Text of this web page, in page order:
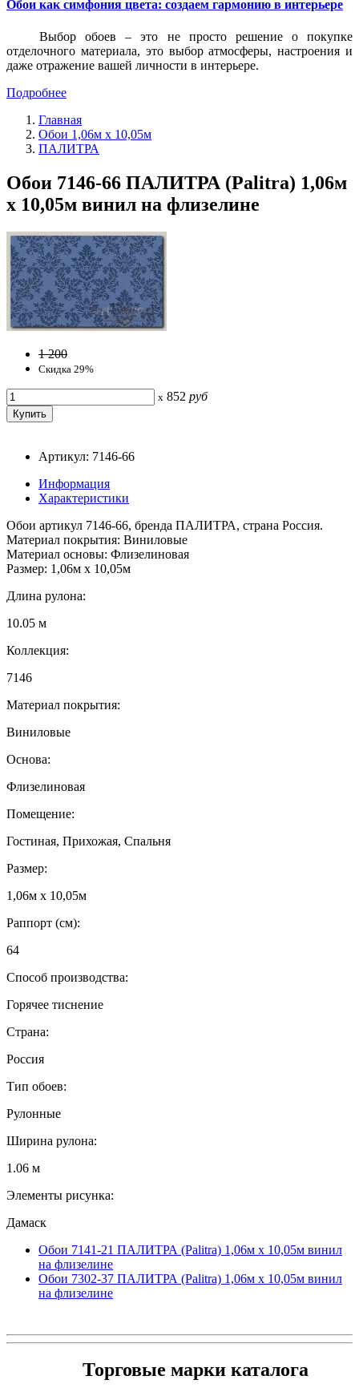
Обои как симфония цвета: создаем гармонию в интерьере
Выбор обоев – это не просто решение о покупке
отделочного материала, это выбор атмосферы, настроения и
даже отражение вашей личности в интерьере.
Подробнее
Главная
Обои 1,06м х 10,05м
ПАЛИТРА
Обои 7146-66 ПАЛИТРА (Palitra) 1,06м
х 10,05м винил на флизелине
1 200
Скидка 29%
x 852 руб
Артикул: 7146-66
Информация
Характеристики
Обои артикул 7146-66, бренда ПАЛИТРА, страна Россия.
Материал покрытия: Виниловые
Материал основы: Флизелиновая
Размер: 1,06м х 10,05м
Длина рулона:
10.05 м
Коллекция:
7146
Материал покрытия:
Виниловые
Основа:
Флизелиновая
Помещение:
Гостиная, Прихожая, Спальня
Размер:
1,06м х 10,05м
Раппорт (см):
64
Способ производства:
Горячее тиснение
Страна:
Россия
Тип обоев:
Рулонные
Ширина рулона:
1.06 м
Элементы рисунка:
Дамаск
Обои 7141-21 ПАЛИТРА (Palitra) 1,06м х 10,05м винил
на флизелине
Обои 7302-37 ПАЛИТРА (Palitra) 1,06м х 10,05м винил
на флизелине
Торговые марки каталога